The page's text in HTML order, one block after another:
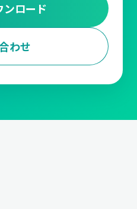
ンロード
わせ